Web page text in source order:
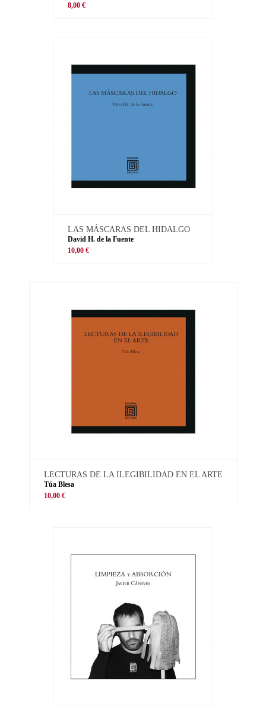
8,00 €
LAS MÁSCARAS DEL HIDALGO
David H. de la Fuente
10,00 €
LECTURAS DE LA ILEGIBILIDAD EN EL ARTE
Túa Blesa
10,00 €